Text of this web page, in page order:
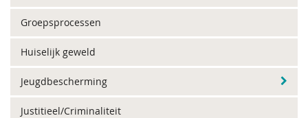
Groepsprocessen
Huiselijk geweld
Jeugdbescherming
Justitieel/Criminaliteit